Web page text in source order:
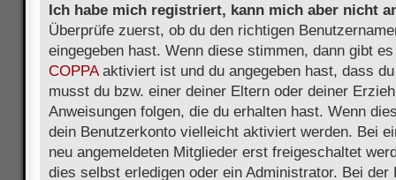
Ich habe mich registriert, kann mich aber nicht
Überprüfe zuerst, ob du den richtigen
eingegeben hast. Wenn diese stimmen, dann gibt
COPPAaktiviert ist und du angegeben hast, dass
musst du bzw. einer deiner Eltern oder deiner
Anweisungen folgen, die du erhalten hast. Wenn
dein Benutzerkonto vielleicht aktiviert werden. Bei
neu angemeldeten Mitglieder erst freigeschaltet
dies selbst erledigen oder ein Administrator. Bei der